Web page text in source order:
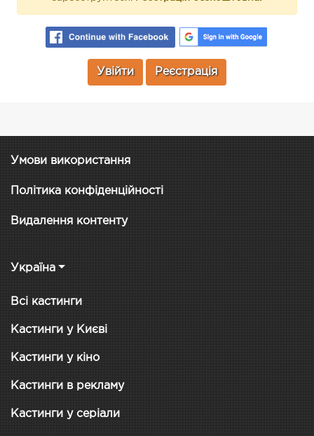
Увійти Реєстрація
Умови використання
Політика конфіденційності
Видалення контенту
Україна
Всі кастинги
Кастинги у Києві
Кастинги у кіно
Кастинги в рекламу
Кастинги у серіали